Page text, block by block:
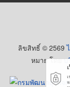
ลิขสิทธิ์ © 2569
หมาย โดยบ
เ